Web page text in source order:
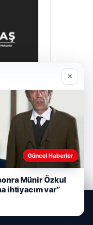
×
Güncel Haberler
Münir Özkul
ihtiyacım var”